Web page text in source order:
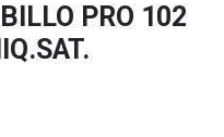
PRO 102